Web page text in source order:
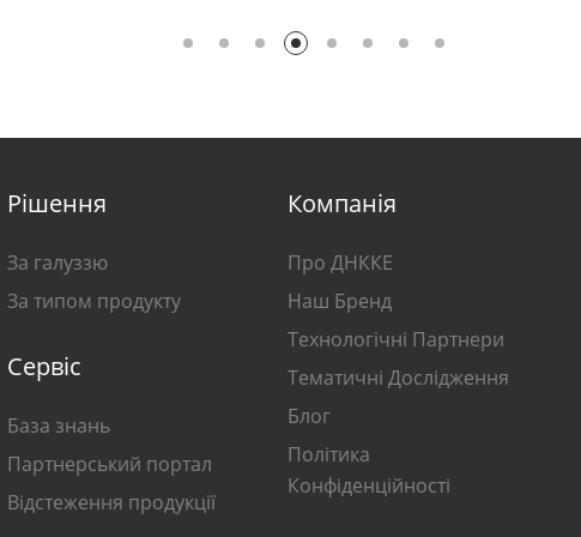
Рішення
За галуззю
За типом продукту
Сервіс
База знань
Партнерський портал
Відстеження продукції
Компанія
Про ДНККЕ
Наш Бренд
Технологічні Партнери
Тематичні Дослідження
Блог
Політика
Конфіденційності